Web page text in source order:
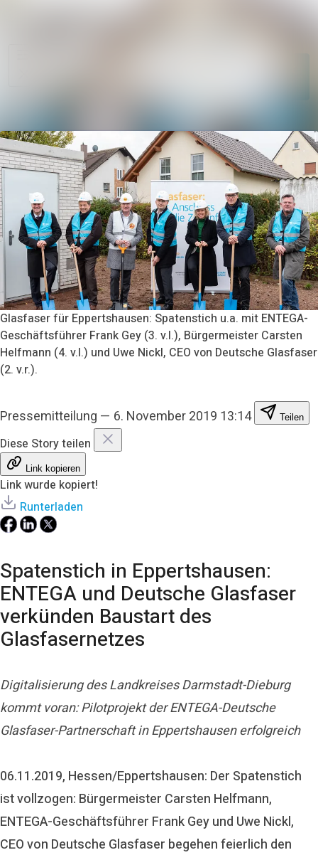
Kontakt
Glasfaser für Eppertshausen: Spatenstich u.a. mit ENTEGA-
Geschäftsführer Frank Gey (3. v.l.), Bürgermeister Carsten
Helfmann (4. v.l.) und Uwe Nickl, CEO von Deutsche Glasfaser
(2. v.r.).
Pressemitteilung — 6. November 2019 13:14 Teilen
Diese Story teilen
Link kopieren
Link wurde kopiert!
Runterladen
Spatenstich in Eppertshausen:
ENTEGA und Deutsche Glasfaser
verkünden Baustart des
Glasfasernetzes
Digitalisierung des Landkreises Darmstadt-Dieburg
kommt voran: Pilotprojekt der ENTEGA-Deutsche
Glasfaser-Partnerschaft in Eppertshausen erfolgreich
06.11.2019, Hessen/Eppertshausen: Der Spatenstich
ist vollzogen: Bürgermeister Carsten Helfmann,
ENTEGA-Geschäftsführer Frank Gey und Uwe Nickl,
CEO von Deutsche Glasfaser begehen feierlich den